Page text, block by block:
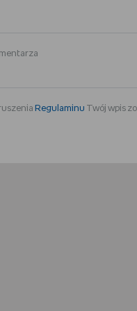
Regulaminu Twój wpis